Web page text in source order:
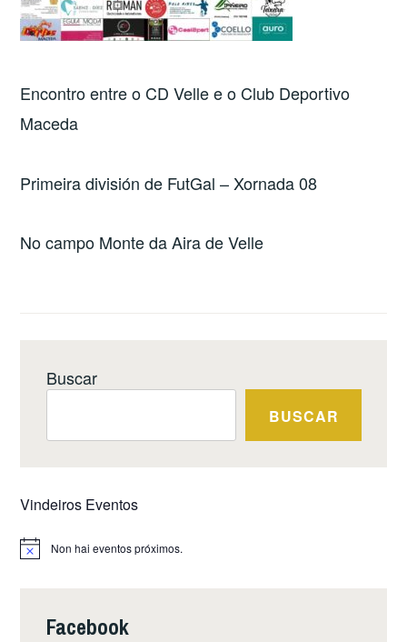
Encontro entre o CD Velle e o Club Deportivo
Maceda
Primeira división de FutGal – Xornada 08
No campo Monte da Aira de Velle
Buscar
BUSCAR
Vindeiros Eventos
Notice Non hai eventos próximos.
Facebook